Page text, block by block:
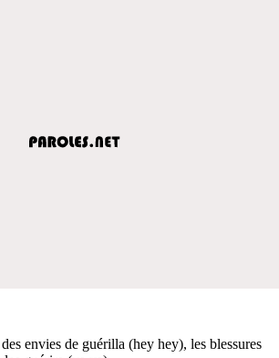
envies de guérilla (hey hey), les blessures